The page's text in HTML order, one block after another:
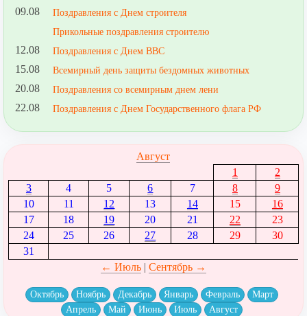
09.08
Поздравления с Днем строителя
Прикольные поздравления строителю
12.08 Поздравления с Днем ВВС
15.08 Всемирный день защиты бездомных животных
20.08 Поздравления со всемирным днем лени
22.08 Поздравления с Днем Государственного флага РФ
Август
1
2
3
4 5 6 7 8
9
10
11 12 13 14 15
16
17
18 19 20 21 22
23
24
25 26 27 28 29
30
31
← Июль| Сентябрь →
Октябрь Ноябрь Декабрь Январь Февраль
Март
Апрель
Май Июнь Июль Август